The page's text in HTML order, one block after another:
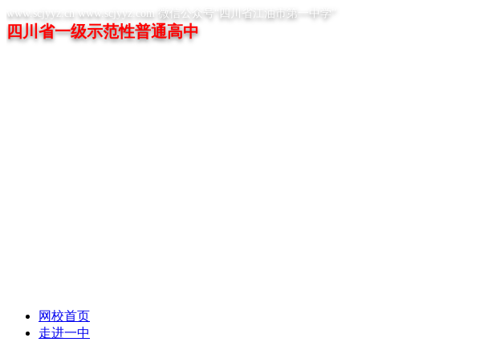
www.scjyyz.cn www.scjyyz.com 微信公众号“四川省江油市第一中学”
四川省一级示范性普通高中
网校首页
走进一中